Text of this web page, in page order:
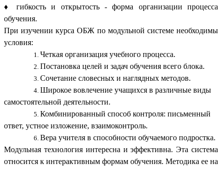
♦ гибкость и открытость - форма организации процесса
обучения.
При изучении курса ОБЖ по модульной системе необходимы
условия:
Четкая организация учебного процесса.
Постановка целей и задач обучения всего блока.
Сочетание словесных и наглядных методов.
Широкое вовлечение учащихся в различные виды
самостоятельной деятельности.
Комбинированный способ контроля: письменный
ответ, устное изложение, взаимоконтроль.
Вера учителя в способности обучаемого подростка.
Модульная технология интересна и эффективна. Эта система
относится к интерактивным формам обучения. Методика ее на